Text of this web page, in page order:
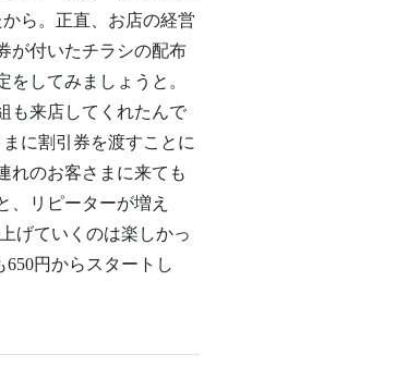
ら。正直、お店の経営
が付いたチラシの配布
してみましょうと。
も来店してくれたんで
に割引券を渡すことに
れのお客さまに来ても
、リピーターが増え
げていくのは楽しかっ
円からスタートし